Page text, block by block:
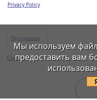
Privacy Policy
Программы
Статьи
Мы используем
предоставить вам